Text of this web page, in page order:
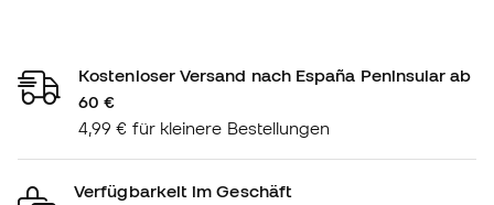
Kostenloser Versand nach España Peninsular ab
60 €
4,99 € für kleinere Bestellungen
Verfügbarkeit im Geschäft